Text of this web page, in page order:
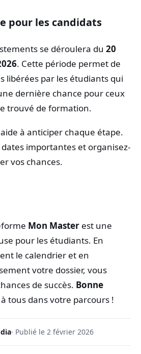
pour les candidats
se déroulera du 20
. Cette période permet de
libérées par les étudiants qui
dernière chance pour ceux
trouvé de formation.
à anticiper chaque étape.
importantes et organisez-
vos chances.
Mon Master est une
pour les étudiants. En
le calendrier et en
votre dossier, vous
de succès. Bonne
tous dans votre parcours !
· Publié le 2 février 2026